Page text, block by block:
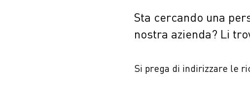
Sta cercando una
nostra azienda? Li
Si prega di indirizzare le